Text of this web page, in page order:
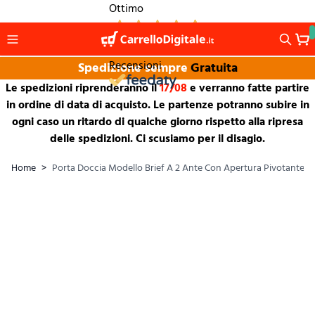
Ottimo
1.265
Recensioni
Spedizione sempreGratuita
Le spedizioni riprenderanno il17/08e verranno fatte partire
in ordine di data di acquisto. Le partenze potranno subire in
ogni caso un ritardo di qualche giorno rispetto alla ripresa
delle spedizioni. Ci scusiamo per il disagio.
Home > Porta Doccia Modello Brief A 2 Ante Con Apertura Pivotante -